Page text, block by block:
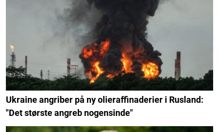
Ukraine angriber på ny olieraffinaderier i Rusland:
"Det største angreb nogensinde"